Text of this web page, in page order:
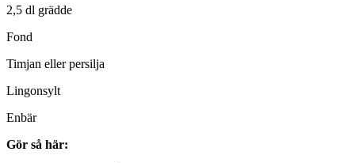
2,5 dl grädde
Fond
Timjan eller persilja
Lingonsylt
Enbär
Gör så här: